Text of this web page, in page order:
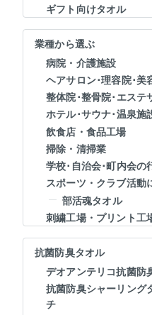
ギフト向けタオル
業種から選ぶ
病院・介護施設
ヘアサロン･理容院･美
整体院･整骨院･エステ
ホテル･サウナ･温泉施
飲食店・食品工場
掃除・清掃業
学校･自治会･町内会の
スポーツ・クラブ活動
部活魂タオル
刺繍工場・プリント工
抗菌防臭タオル
デオアンテリコ抗菌防
抗菌防臭シャーリング
チ